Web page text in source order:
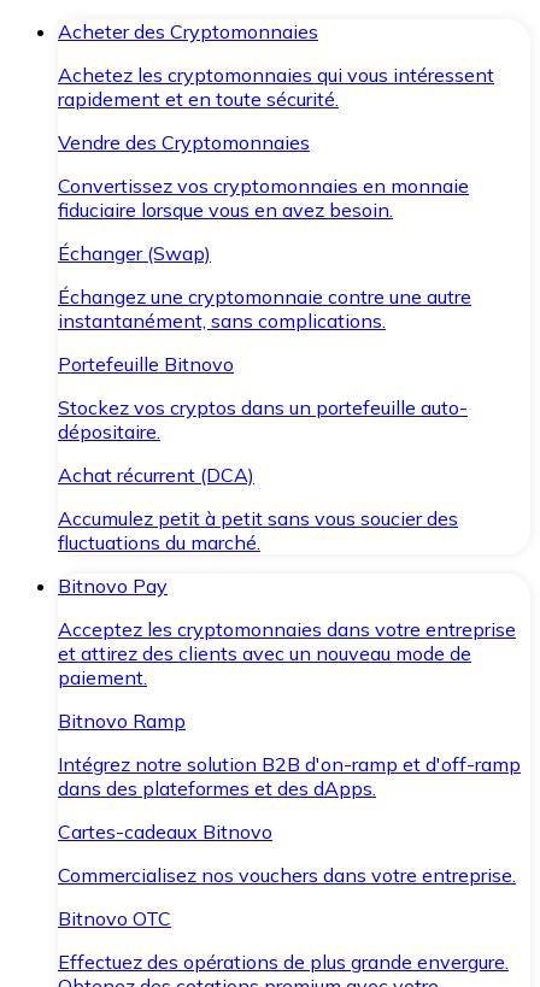
Acheter des Cryptomonnaies
Achetez les cryptomonnaies qui vous intéressent
rapidement et en toute sécurité.
Vendre des Cryptomonnaies
Convertissez vos cryptomonnaies en monnaie
fiduciaire lorsque vous en avez besoin.
Échanger (Swap)
Échangez une cryptomonnaie contre une autre
instantanément, sans complications.
Portefeuille Bitnovo
Stockez vos cryptos dans un portefeuille auto-
dépositaire.
Achat récurrent (DCA)
Accumulez petit à petit sans vous soucier des
fluctuations du marché.
Bitnovo Pay
Acceptez les cryptomonnaies dans votre entreprise
et attirez des clients avec un nouveau mode de
paiement.
Bitnovo Ramp
Intégrez notre solution B2B d'on-ramp et d'off-ramp
dans des plateformes et des dApps.
Cartes-cadeaux Bitnovo
Commercialisez nos vouchers dans votre entreprise.
Bitnovo OTC
Effectuez des opérations de plus grande envergure.